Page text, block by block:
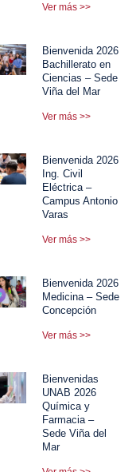
Ver más >>
Bienvenida 2026
Bachillerato en
Ciencias – Sede
Viña del Mar
Ver más >>
Bienvenida 2026
Ing. Civil
Eléctrica –
Campus Antonio
Varas
Ver más >>
Bienvenida 2026
Medicina – Sede
Concepción
Ver más >>
Bienvenidas
UNAB 2026
Química y
Farmacia –
Sede Viña del
Mar